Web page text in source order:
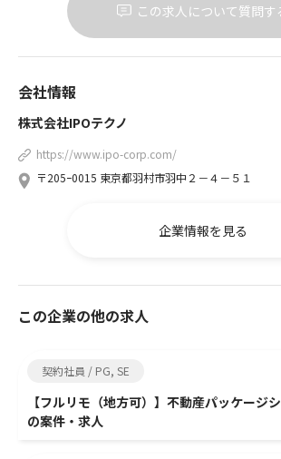
この求人について質問す
会社情報
株式会社IPOテクノ
https://www.ipo-corp.com/
〒205ｰ0015 東京都羽村市羽中２－４－５１
企業情報を見る
この企業の他の求人
契約社員 / PG, SE
【フルリモ（地方可）】不動産パッケージ
の案件・求人